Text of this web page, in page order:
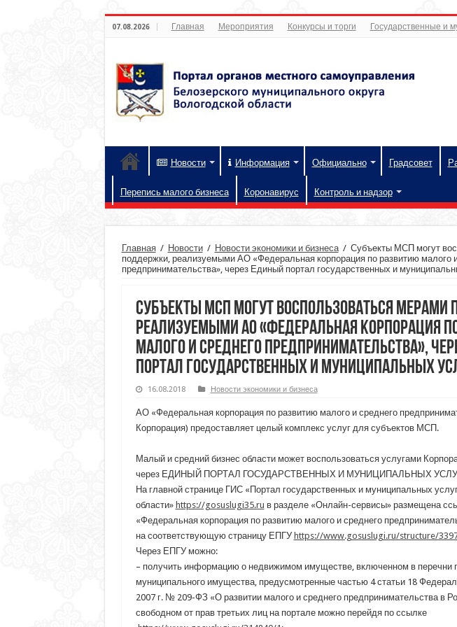
07.08.2026 Главная Мероприятия Конкурсы и торги Государственные и
Новости Информация Официально Градсовет
Перепись малого бизнеса Коронавирус Контроль и надзор
Главная / Новости / Новости экономики и бизнеса / Субъекты МСП могут
поддержки, реализуемыми АО «Федеральная корпорация по развитию малого
предпринимательства», через Единый портал государственных и
Субъекты МСП могут воспользоваться мерами
реализуемыми АО «Федеральная корпорация
малого и среднего предпринимательства»,
портал государственных и муниципальных
16.08.2018 Новости экономики и бизнеса
АО «Федеральная корпорация по развитию малого и среднего
Корпорация) предоставляет целый комплекс услуг для субъектов МСП.
Малый и средний бизнес области может воспользоваться услугами
через ЕДИНЫЙ ПОРТАЛ ГОСУДАРСТВЕННЫХ И МУНИЦИПАЛЬНЫХ УСЛУГ
На главной странице ГИС «Портал государственных и муниципальных
области» https://gosuslugi35.ru в разделе «Онлайн-сервисы» размещена
«Федеральная корпорация по развитию малого и среднего
на соответствующую страницу ЕПГУ https://www.gosuslugi.ru/structure/
Через ЕПГУ можно:
– получить информацию о недвижимом имуществе, включенном в перечни
муниципального имущества, предусмотренные частью 4 статьи 18
2007 г. № 209-ФЗ «О развитии малого и среднего предпринимательства в
свободном от прав третьих лиц на портале можно перейдя по ссылке